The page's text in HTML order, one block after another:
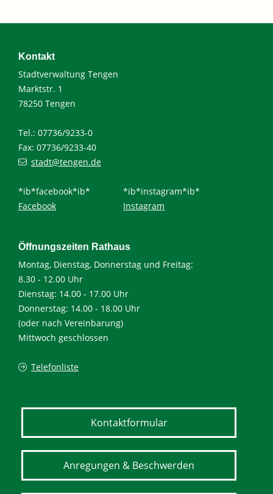
Kontakt
Stadtverwaltung Tengen
Marktstr. 1
78250 Tengen
Tel.: 07736/9233-0
Fax: 07736/9233-40
stadt@tengen.de
*ib*facebook*ib*
Facebook
*ib*instagram*ib*
Instagram
Öffnungszeiten Rathaus
Montag, Dienstag, Donnerstag und Freitag:
8.30 - 12.00 Uhr
Dienstag: 14.00 - 17.00 Uhr
Donnerstag: 14.00 - 18.00 Uhr
(oder nach Vereinbarung)
Mittwoch geschlossen
Telefonliste
Kontaktformular
Anregungen & Beschwerden